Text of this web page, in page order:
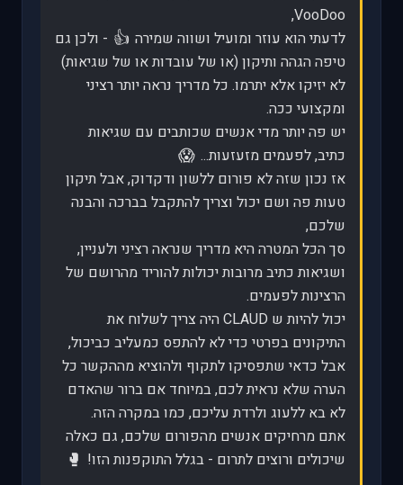
VooDoo,
לדעתי הוא עוזר ומועיל ושווה שמירה 👍 - ולכן גם
טיפה הגהה ותיקון (או של עובדות או של שגיאות)
לא יזיקו אלא יתרמו. כל מדריך נראה יותר רציני
ומקצועי ככה.
יש פה יותר מדי אנשים שכותבים עם שגיאות
כתיב, לפעמים מזעזעות... 😱
אז נכון שזה לא פורום ללשון ודקדוק, אבל תיקון
טעות פה ושם יכול וצריך להתקבל בברכה והבנה
שלכם,
סך הכל המטרה היא מדריך שנראה רציני ולעניין,
ושגיאות כתיב מרובות יכולות להוריד מהרושם של
הרצינות לפעמים.
יכול להיות ש CLAUD היה צריך לשלוח את
התיקונים בפרטי כדי לא להתפס כמעליב כביכול,
אבל כדאי שתפסיקו לתקוף ולהוציא מההקשר כל
הערה שלא נראית לכם, במיוחד אם ברור שהאדם
לא בא ללעוג ולרדת עליכם, כמו במקרה הזה.
אתם מרחיקים אנשים מהפורום שלכם, גם כאלה
שיכולים ורוצים לתרום - בגלל התוקפנות הזו! 🥊